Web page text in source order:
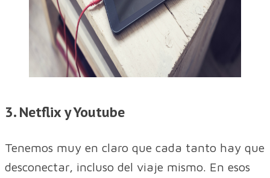
3. Netflix y Youtube
Tenemos muy en claro que cada tanto hay que
desconectar, incluso del viaje mismo. En esos